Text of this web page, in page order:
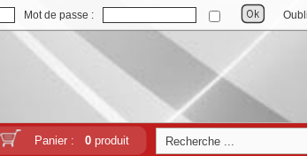
Mot de passe :
Panier : 0produit